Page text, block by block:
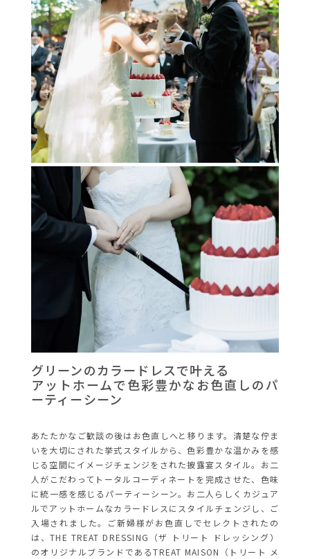
グリーンのカラードレスで叶える
アットホームで色彩豊かなお色直しのパ
ーティーシーン
あたたかなご歓談の後はお色直しへと移ります。清楚な佇ま
いを大切にされた挙式スタイルから、色彩豊かな温かみを感
じる空間にイメージチェンジをされた披露宴スタイル。お二
人がこだわってトータルコーディネートを完成させた、色味
に統一感を感じるパーティーシーン。お二人らしくカジュア
ルでアットホームなカラードレスにスタイルチェンジし、ご
入場されました。ご新婦様がお色直しでセレクトされたの
は、THE TREAT DRESSING（ザ トリート ドレッシング）
のオリジナルブランドであるTREAT MAISON（トリート メ